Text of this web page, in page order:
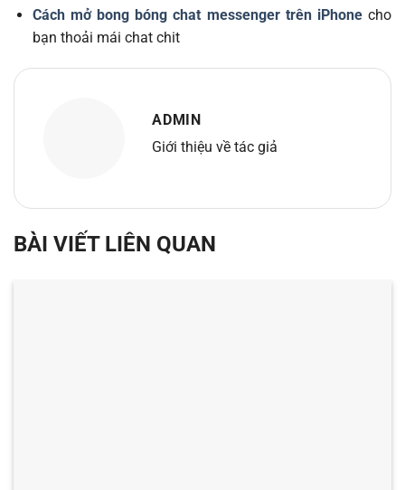
Cách mở bong bóng chat messenger trên iPhonecho
bạn thoải mái chat chit
ADMIN
Giới thiệu về tác giả
BÀI VIẾT LIÊN QUAN